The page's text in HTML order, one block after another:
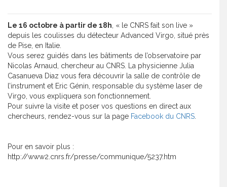
Le 16 octobre à partir de 18h , « le CNRS fait son live »
depuis les coulisses du détecteur Advanced Virgo, situé près
de Pise, en Italie.
Vous serez guidés dans les bâtiments de l’observatoire par
Nicolas Arnaud, chercheur au CNRS. La physicienne Julia
Casanueva Diaz vous fera découvrir la salle de contrôle de
l’instrument et Eric Génin, responsable du système laser de
Virgo, vous expliquera son fonctionnement.
Pour suivre la visite et poser vos questions en direct aux
chercheurs, rendez-vous sur la page Facebook du CNRS
Pour en savoir plus :
http://www2.cnrs.fr/presse/communique/5237.htm